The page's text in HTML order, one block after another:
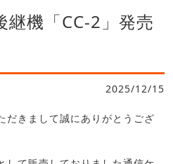
機「CC-2」発売
2025/12/15
だきまして誠にありがとうござ